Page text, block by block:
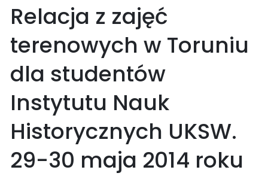
Relacja z zajęć
terenowych w Toruniu
dla studentów
Instytutu Nauk
Historycznych UKSW.
29-30 maja 2014 roku